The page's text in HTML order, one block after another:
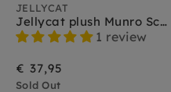
JELLYCAT
Jellycat plush Munro Scottie Dog
1 review
€ 37,95
Sold Out